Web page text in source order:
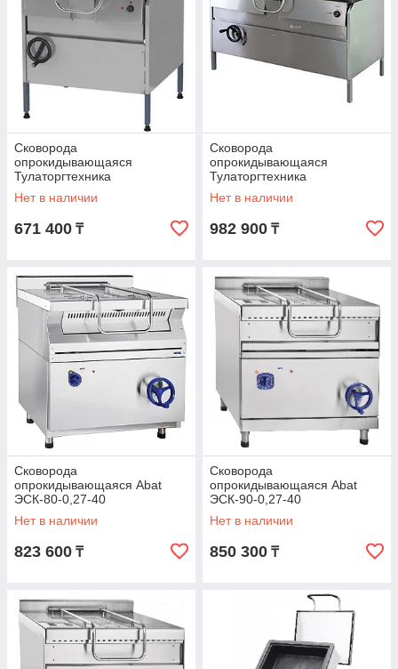
Сковорода
опрокидывающаяся
Тулаторгтехника
СЭСМ-0,25ЛЧ
Нет в наличии
671 400 ₸
Сковорода
опрокидывающаяся
Тулаторгтехника
СЭСМ-0,5ЛЧ
Нет в наличии
982 900 ₸
Сковорода
опрокидывающаяся Abat
ЭСК-80-0,27-40
(21000001591)
Нет в наличии
823 600 ₸
Сковорода
опрокидывающаяся Abat
ЭСК-90-0,27-40
(21000001586)
Нет в наличии
850 300 ₸